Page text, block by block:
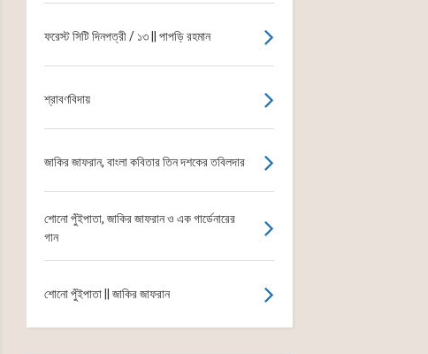
ফরেস্ট সিটি দিনপত্রী / ১৩ || পাপড়ি রহমান
শ্রাবণবিদায়
জাকির জাফরান, বাংলা কবিতার তিন দশকের তবিলদার
শোনো পুঁইপাতা, জাকির জাফরান ও এক গার্ডেনারের
গান
শোনো পুঁইপাতা || জাকির জাফরান